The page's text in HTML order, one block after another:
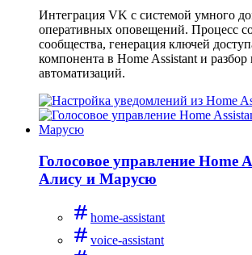
Интеграция VK с системой умного
оперативных оповещений. Процесс
сообщества, генерация ключей
компонента в Home Assistant и
автоматизаций.
Голосовое управление Home
Алису и Марусю
home-assistant
voice-assistant